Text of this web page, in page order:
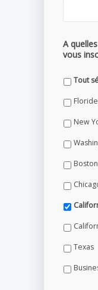
A
vous
Tout
Floride
New
Boston
Texas